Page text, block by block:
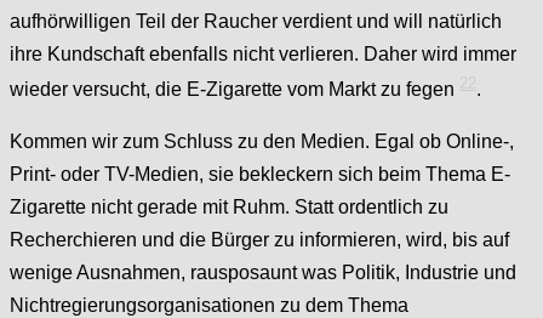
aufhörwilligen Teil der Raucher verdient und will natürlich
ihre Kundschaft ebenfalls nicht verlieren. Daher wird immer
wieder versucht, die E-Zigarette vom Markt zu fegen
.
Kommen wir zum Schluss zu den Medien. Egal ob Online-,
Print- oder TV-Medien, sie bekleckern sich beim Thema E-
Zigarette nicht gerade mit Ruhm. Statt ordentlich zu
Recherchieren und die Bürger zu informieren, wird, bis auf
wenige Ausnahmen, rausposaunt was Politik, Industrie und
Nichtregierungsorganisationen zu dem Thema